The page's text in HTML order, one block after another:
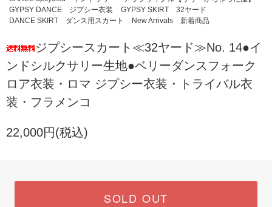
GYPSY DANCE ジプシー衣装
GYPSY SKIRT 32ヤード
DANCE SKIRT ダンス用スカート
New Arrivals 新着商品
ジプシースカート≪32ヤード≫No. 14●イ
ンドシルクサリー生地●ベリーダンスフォーク
ロア衣装・ロマ ジプシー衣装・トライバル衣
装・フラメンコ
22,000円(税込)
SOLD OUT